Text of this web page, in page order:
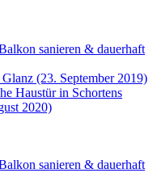
sanieren & dauerhaft
(23. September 2019)
Haustür in Schortens
2020)
sanieren & dauerhaft